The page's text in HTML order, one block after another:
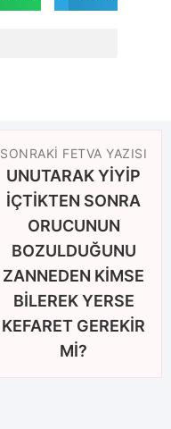
SONRAKI FETVA YAZISI
UNUTARAK YİYİP
İÇTİKTEN SONRA
ORUCUNUN
BOZULDUĞUNU
ZANNEDEN KİMSE
BİLEREK YERSE
KEFARET GEREKİR
Mİ?